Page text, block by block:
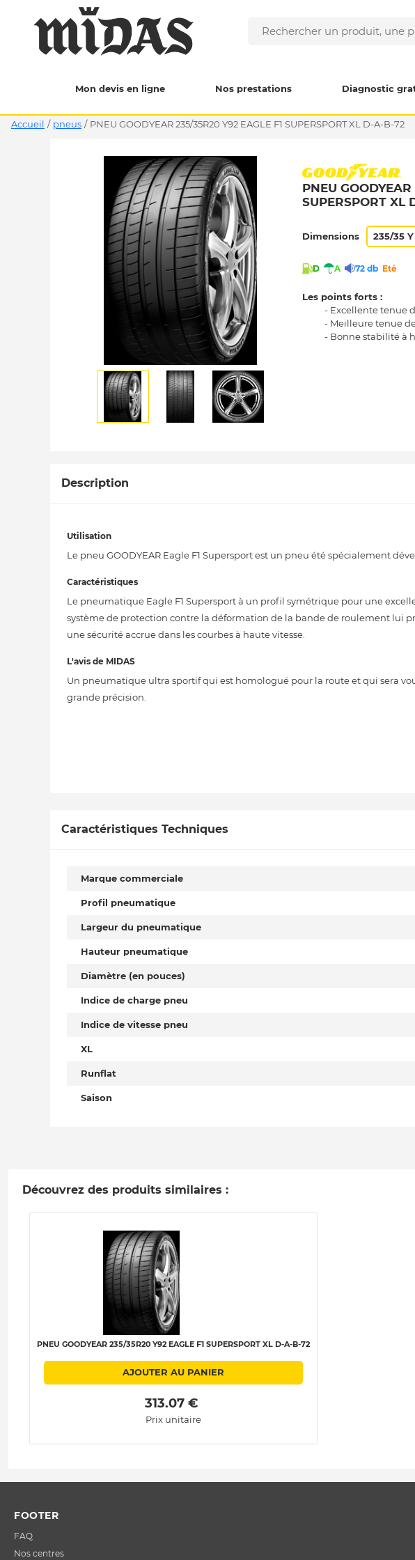
Mon devis en ligne Nos prestations Diagnostic
Accueil / pneus / PNEU GOODYEAR 235/35R20 Y92 EAGLE F1 SUPERSPORT XL D-A-B-72
PNEU
SUPERSPORT XL
Dimensions 235/35
D A 72 db Eté
Les points forts :
- Excellente tenue
- Meilleure tenue
- Bonne stabilité à
Description
Utilisation
Le pneu GOODYEAR Eagle F1 Supersport est un pneu été spécialement
Caractéristiques
Le pneumatique Eagle F1 Supersport à un profil symétrique pour une
système de protection contre la déformation de la bande de roulement lui
une sécurité accrue dans les courbes à haute vitesse.
L'avis de MIDAS
Un pneumatique ultra sportif qui est homologué pour la route et qui sera
grande précision.
Caractéristiques Techniques
Marque commerciale
Profil pneumatique
Largeur du pneumatique
Hauteur pneumatique
Diamètre (en pouces)
Indice de charge pneu
Indice de vitesse pneu
XL
Runflat
Saison
Découvrez des produits similaires :
PNEU GOODYEAR 235/35R20 Y92 EAGLE F1 SUPERSPORT XL D-A-B-72
AJOUTER AU PANIER
313.07 €
Prix unitaire
FOOTER
FAQ
Nos centres